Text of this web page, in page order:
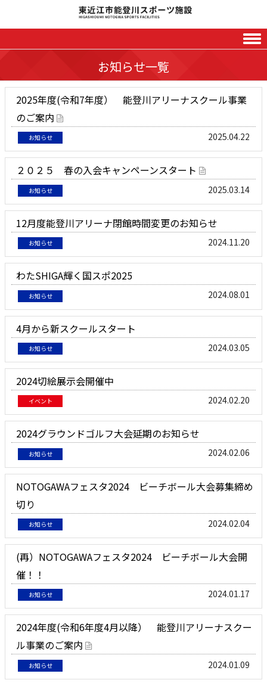
お知らせ一覧
2025年度(令和7年度） 能登川アリーナスクール事業
のご案内
お知らせ 2025.04.22
２０２５ 春の入会キャンペーンスタート
お知らせ 2025.03.14
12月度能登川アリーナ閉館時間変更のお知らせ
お知らせ 2024.11.20
わたSHIGA輝く国スポ2025
お知らせ 2024.08.01
4月から新スクールスタート
お知らせ 2024.03.05
2024切絵展示会開催中
イベント 2024.02.20
2024グラウンドゴルフ大会延期のお知らせ
お知らせ 2024.02.06
NOTOGAWAフェスタ2024 ビーチボール大会募集締め
切り
お知らせ 2024.02.04
(再）NOTOGAWAフェスタ2024 ビーチボール大会開
催！！
お知らせ 2024.01.17
2024年度(令和6年度4月以降） 能登川アリーナスクー
ル事業のご案内
お知らせ 2024.01.09